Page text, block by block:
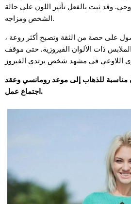
وقد ثبت بالفعل تأثير اللون على حالة
الشخص ومزاجه.
على حصة من الثقة وتصبح أكثر روعة ،
ذات الألوان الفيروزية. حتى موقف
مناسبة للذهاب إلى موعد رومانسي وعقد
اجتماع عمل.